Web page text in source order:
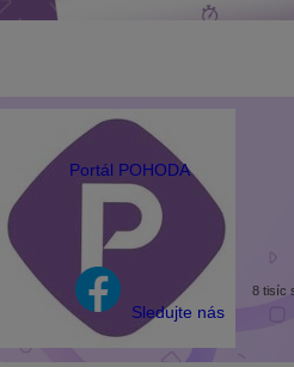
Portál POHODA
Sledujte nás
8 tisíc